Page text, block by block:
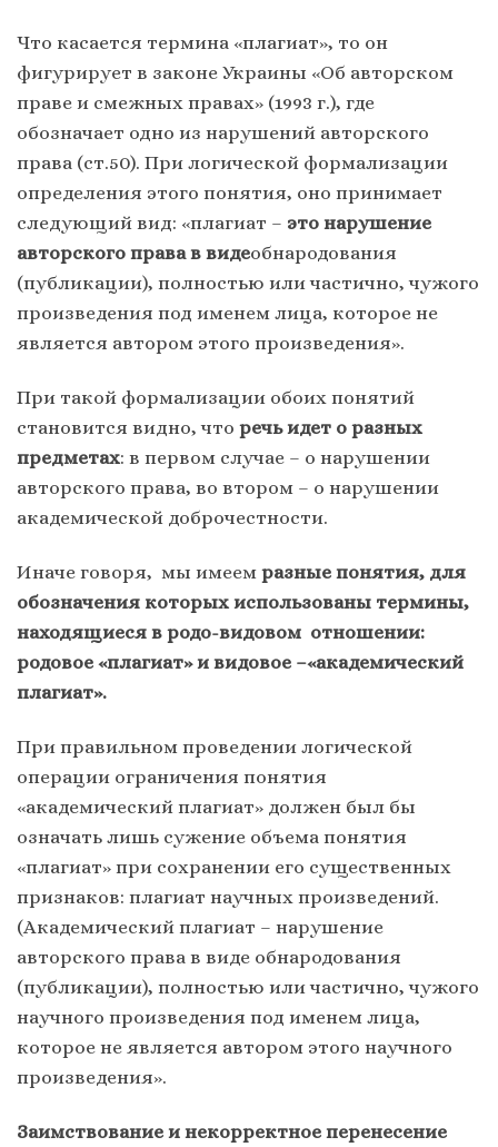
Что касается термина «плагиат», то он
фигурирует в законе Украины «Об авторском
праве и смежных правах» (1993 г.), где
обозначает одно из нарушений авторского
права (ст.50). При логической формализации
определения этого понятия, оно принимает
следующий вид: «плагиат – это нарушение
авторского права в видеобнародования
(публикации), полностью или частично, чужого
произведения под именем лица, которое не
является автором этого произведения».
При такой формализации обоих понятий
становится видно, что речь идет о разных
предметах: в первом случае – о нарушении
авторского права, во втором – о нарушении
академической доброчестности.
Иначе говоря, мы имеем разные понятия, для
обозначения которых использованы термины,
находящиеся в родо-видовом отношении:
родовое «плагиат» и видовое –«академический
плагиат».
При правильном проведении логической
операции ограничения понятия
«академический плагиат» должен был бы
означать лишь сужение объема понятия
«плагиат» при сохранении его существенных
признаков: плагиат научных произведений.
(Академический плагиат – нарушение
авторского права в виде обнародования
(публикации), полностью или частично, чужого
научного произведения под именем лица,
которое не является автором этого научного
произведения».
Заимствование и некорректное перенесение